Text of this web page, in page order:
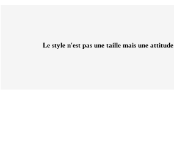
Le style n'est pas une taille mais une attitude